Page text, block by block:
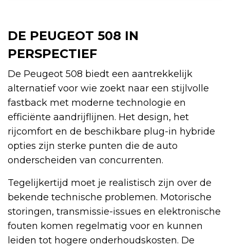
DE PEUGEOT 508 IN
PERSPECTIEF
De Peugeot 508 biedt een aantrekkelijk
alternatief voor wie zoekt naar een stijlvolle
fastback met moderne technologie en
efficiënte aandrijflijnen. Het design, het
rijcomfort en de beschikbare plug-in hybride
opties zijn sterke punten die de auto
onderscheiden van concurrenten.
Tegelijkertijd moet je realistisch zijn over de
bekende technische problemen. Motorische
storingen, transmissie-issues en elektronische
fouten komen regelmatig voor en kunnen
leiden tot hogere onderhoudskosten. De